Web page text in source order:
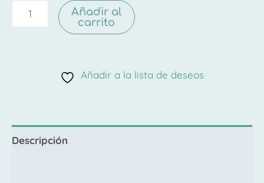
Añadir al
carrito
Añadir a la lista de deseos
Descripción